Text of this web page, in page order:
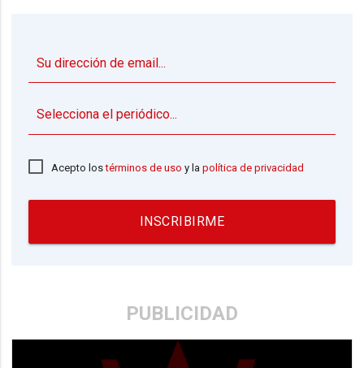
Acepto lostérminos de uso y lapolítica de privacidad
INSCRIBIRME
PUBLICIDAD